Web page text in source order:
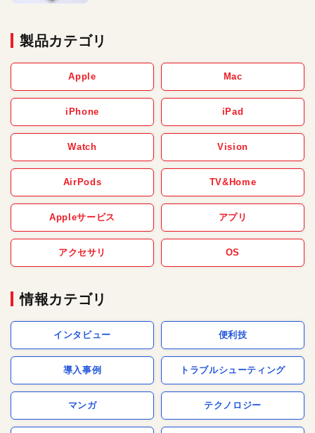
製品カテゴリ
Apple Mac
iPhone iPad
Watch Vision
AirPods TV&Home
Appleサービス アプリ
アクセサリ OS
情報カテゴリ
インタビュー 便利技
導入事例 トラブルシューティング
マンガ テクノロジー